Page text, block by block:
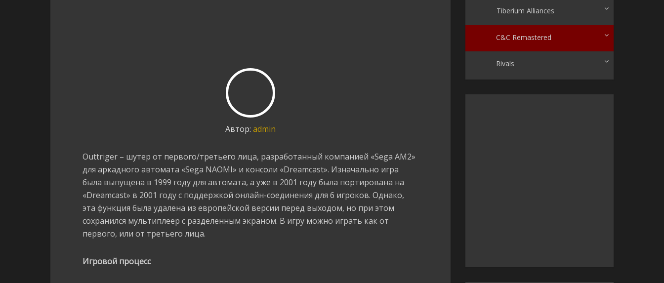
Автор: admin
Outtriger – шутер от первого/третьего лица, разработанный компанией «Sega AM2»
для аркадного автомата «Sega NAOMI» и консоли «Dreamcast». Изначально игра
была выпущена в 1999 году для автомата, а уже в 2001 году была портирована на
«Dreamcast» в 2001 году с поддержкой онлайн-соединения для 6 игроков. Однако,
эта функция была удалена из европейской версии перед выходом, но при этом
сохранился мультиплеер с разделенным экраном. В игру можно играть как от
первого, или от третьего лица.
Игровой процесс
Tiberium Alliances
C&C Remastered
Rivals